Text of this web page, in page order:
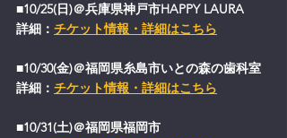
■10/25(日)＠兵庫県神戸市HAPPY LAURA
詳細： チケット情報・詳細はこちら
■10/30(金)＠福岡県糸島市いとの森の歯科室
詳細： チケット情報・詳細はこちら
■10/31(土)＠福岡県福岡市